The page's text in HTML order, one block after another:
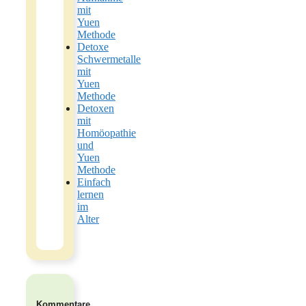
mit
Yuen
Methode
Detoxe
Schwermetalle
mit
Yuen
Methode
Detoxen
mit
Homöopathie
und
Yuen
Methode
Einfach
lernen
im
Alter